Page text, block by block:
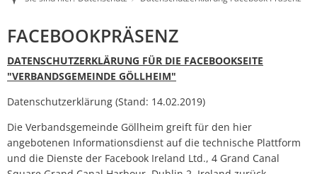
Bürgerdienste
Partnergemeinde
Veranstaltungen
Gästeführungen
Gemeindebüchereien
Gastgeber
Vermietung und Verpachtung
Städtebauförderung GöllheimSatzungen
Einselthum
Göllheim
Immesheim
Lautersheim
Datenschutzerklärung
Facebook
Präsenz
FACEBOOKPRÄSENZ
DATENSCHUTZERKLÄRUNG FÜR DIE FACEBOOKSEITE
"VERBANDSGEMEINDE GÖLLHEIM"
Datenschutzerklärung (Stand: 14.02.2019)
Die Verbandsgemeinde Göllheim greift für den hier
angebotenen Informationsdienst auf die technische Plattform
und die Dienste der Facebook Ireland Ltd., 4 Grand Canal